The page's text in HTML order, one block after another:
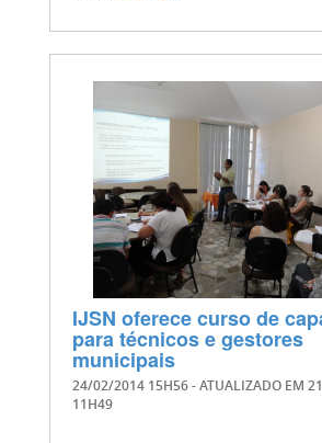
IJSN oferece curso de
para técnicos e gestores
municipais
24/02/2014 15H56- ATUALIZADO EM
11H49